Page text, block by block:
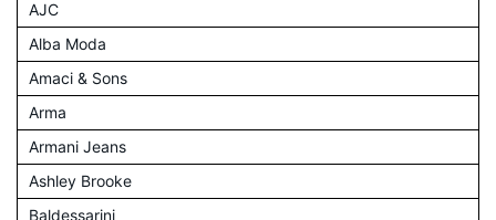
AJC
Alba Moda
Amaci & Sons
Arma
Armani Jeans
Ashley Brooke
Baldessarini